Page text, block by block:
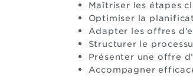
Maîtriser les étapes
Optimiser la
Adapter les offres
Structurer le
Présenter une offre
Accompagner